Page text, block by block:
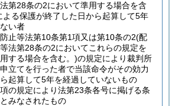
第28条の2において準用する場合を含
よる保護が終了した日から起算して5年
い者
止等法第10条第1項又は第10条の2(配
法第28条の2においてこれらの規定を
する場合を含む。)の規定により裁判所
立てを行った者で当該命令がその効力
起算して5年を経過していないもの
の規定により法第23条各号に掲げる条
みなされたもの